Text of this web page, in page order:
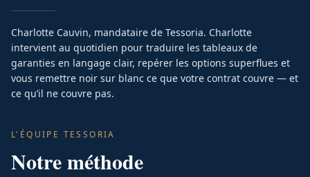
Charlotte Cauvin, mandataire de Tessoria. Charlotte
intervient au quotidien pour traduire les tableaux de
garanties en langage clair, repérer les options superflues et
vous remettre noir sur blanc ce que votre contrat couvre — et
ce qu’il ne couvre pas.
L'ÉQUIPE TESSORIA
Notre méthode